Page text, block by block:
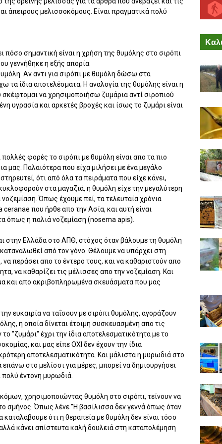
άπειρους μελισσοκόμους. Είναι πραγματικά πολύ
σημαντική είναι η χρήση της θυμόλης στο σιρόπι
γεννήθηκε η εξής απορία.
Αν αντι για σιρόπι με θυμόλη δώσω στα
τα ίδια αποτελέσματα; Η αναλογία της θυμόλης είναι η
να χρησιμοποιήσω ζυμάρια αντί σιροπιού
υγρασία και αρκετές βροχές και ίσως το ζυμάρι είναι
φορές το σιρόπι με θυμόλη είναι απο τα πιο
μας. Παλαιότερα που είχα μιλήσει με ένα μεγάλο
ότι από όλα τα πειράματα που είχε κάνει,
στα μαγαζιά, η θυμόλη είχε την μεγαλύτερη
Όπως έχουμε πεί, τα τελευταία χρόνια
που ήρθε απο την Ασία, και αυτή είναι
όπως η παλιά νοζεμίαση (nosema apis).
στην Ελλάδα στο ΑΠΘ, στόχος όταν βάλουμε τη θυμόλη
από τον γόνο. Θέλουμε να υπάρχει στη
περάσει απο το έντερο τους, και να καθαριστούν απο
να καθαρίζει τις μέλισσες απο την νοζεμίαση. Και
και απο ακριβοπληρωμένα σκευάσματα που μας
ευκαιρία να ταΐσουν με σιρόπι θυμόλης, αγοράζουν
η οποία δίνεται έτοιμη συσκευασμένη απο τις
"ζυμάρι" έχρι την ίδια αποτελεσματικότητα με το
και μας είπε ΟΧΙ δεν έχουν την ίδια
αποτελεσματικότητα. Και μάλιστα η μυρωδιά στο
στο μελίσσι για μέρες, μπορεί να δημιουργήσει
έντονη μυρωδιά.
χρησιμοποιώντας θυμόλη στο σιρόπι, τείνουν να
σμήνος. Όπως λένε "Η βασίλισσα δεν γεννά όπως όταν
καταλάβουμε ότι η θεραπεία με θυμόλη δεν είναι τόσο
κάνει απίστευτα καλή δουλειά στη καταπολέμηση